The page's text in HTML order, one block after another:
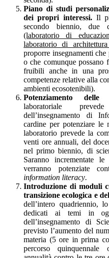
Piano di studi
dei propri interessi. Il
secondo biennio, due
(laboratorio di
laboratorio di architettura
proporre insegnamenti
o che comunque possano
fruibili anche in una
competenze relative alla
ambienti ecosotenibili).
Potenziamento
laboratoriale
dell’insegnamento di
cardine per potenziare le
laboratorio prevede la
venti ore annuali, del
nel primo biennio, di
Saranno incrementate
verranno potenziate
information literacy.
Introduzione di moduli
transizione ecologica e
dell’intero quadriennio,
dedicati ai temi in
dell’insegnamento di
previsto l’aumento del
materia (5 ore in prima
percorso quinquennale